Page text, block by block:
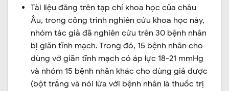
Tài liệu đăng trên tạp chí khoa học của châu
Âu, trong công trình nghiên cứu khoa học này,
nhóm tác giả đã nghiên cứu trên 30 bệnh nhân
bị giãn tĩnh mạch. Trong đó, 15 bệnh nhân cho
dùng vớ giãn tĩnh mạch có áp lực 18-21 mmHg
và nhóm 15 bệnh nhân khác cho dùng giả dược
(bột trắng và nói lừa với bệnh nhân là thuốc trị